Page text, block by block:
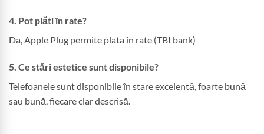
4. Pot plăti în rate?
Da, Apple Plug permite plata în rate (TBI bank)
5. Ce stări estetice sunt disponibile?
Telefoanele sunt disponibile în stare excelentă, foarte bună
sau bună, fiecare clar descrisă.